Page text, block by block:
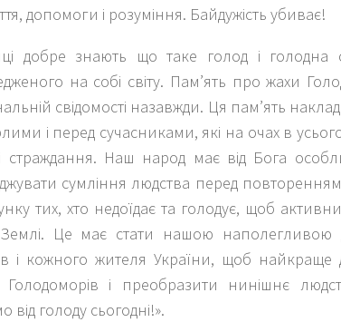
допомоги і розуміння. Байдужість убиває!
добре знають що таке голод і голодна
на собі світу. Пам’ять про жахи
свідомості назавжди. Ця пам’ять
і перед сучасниками, які на очах в
страждання. Наш народ має від Бога
сумління людства перед
тих, хто недоїдає та голодує, щоб
Це має стати нашою наполегливою
і кожного жителя України, щоб найкраще
Голодоморів і преобразити нинішнє
від голоду сьогодні!».